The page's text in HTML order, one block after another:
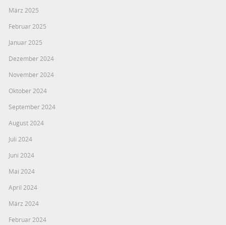
März 2025
Februar 2025
Januar 2025
Dezember 2024
November 2024
Oktober 2024
September 2024
August 2024
Juli 2024
Juni 2024
Mai 2024
April 2024
März 2024
Februar 2024